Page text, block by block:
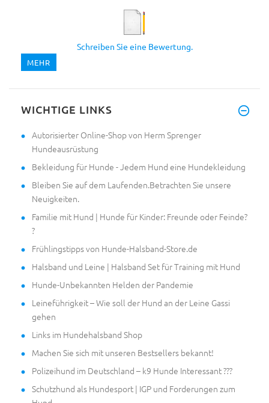
Schreiben Sie eine Bewertung.
MEHR
WICHTIGE LINKS
Autorisierter Online-Shop von Herm Sprenger
Hundeausrüstung
Bekleidung für Hunde - Jedem Hund eine Hundekleidung
Bleiben Sie auf dem Laufenden.Betrachten Sie unsere
Neuigkeiten.
Familie mit Hund | Hunde für Kinder: Freunde oder Feinde?
?
Frühlingstipps von Hunde-Halsband-Store.de
Halsband und Leine | Halsband Set für Training mit Hund
Hunde-Unbekannten Helden der Pandemie
Leineführigkeit – Wie soll der Hund an der Leine Gassi
gehen
Links im Hundehalsband Shop
Machen Sie sich mit unseren Bestsellers bekannt!
Polizeihund im Deutschland – k9 Hunde Interessant ???
Schutzhund als Hundesport | IGP und Forderungen zum